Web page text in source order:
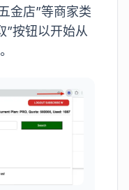
金店”等商家类
”按钮以开始从